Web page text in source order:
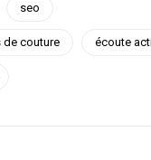
seo
de couture écoute